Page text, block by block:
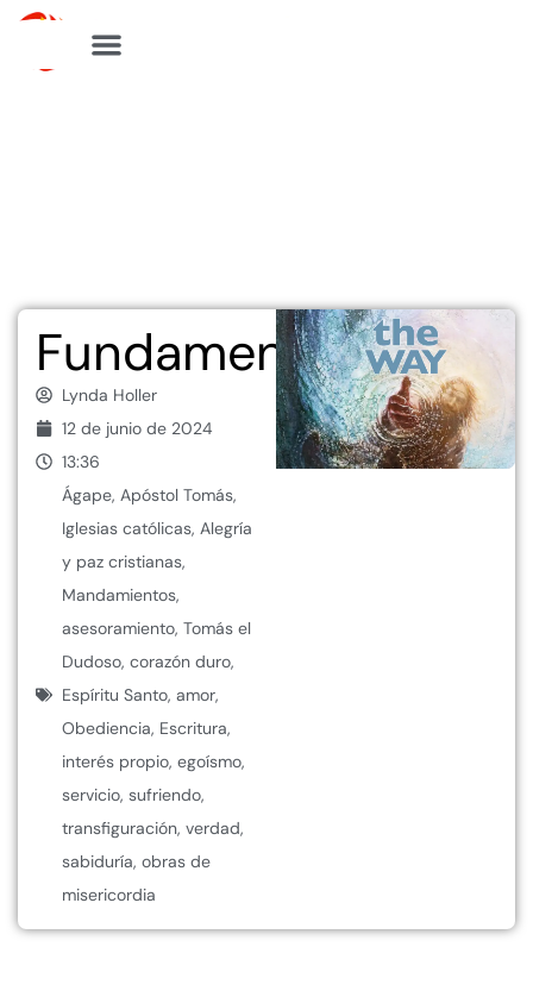
Fundamentos
Lynda Holler
12 de junio de 2024
13:36
Ágape, Apóstol Tomás,
Iglesias católicas, Alegría
y paz cristianas,
Mandamientos,
asesoramiento, Tomás el
Dudoso, corazón duro,
Espíritu Santo, amor,
Obediencia, Escritura,
interés propio, egoísmo,
servicio, sufriendo,
transfiguración, verdad,
sabiduría, obras de
misericordia